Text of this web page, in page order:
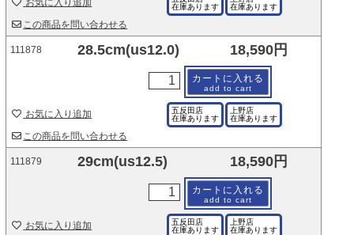
在庫あります
在庫あります
お気に入り追加
この商品を問い合わせる
111878 28.5cm(us12.0) 18,590円
カートに入れる
add to cart
五反田店
在庫あります
上野店
在庫あります
お気に入り追加
この商品を問い合わせる
111879 29cm(us12.5) 18,590円
カートに入れる
add to cart
五反田店
在庫あります
上野店
在庫あります
お気に入り追加